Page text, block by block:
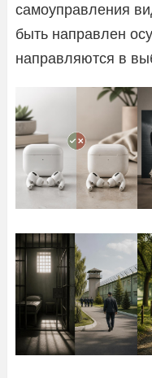
самоуправления
быть направлен
направляются в